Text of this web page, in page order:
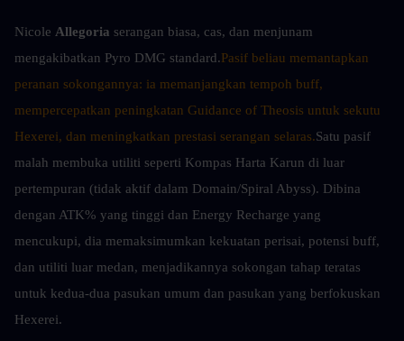
Nicole Allegoria serangan biasa, cas, dan menjunam
mengakibatkan Pyro DMG standard.Pasif beliau memantapkan
peranan sokongannya: ia memanjangkan tempoh buff,
mempercepatkan peningkatan Guidance of Theosis untuk sekutu
Hexerei, dan meningkatkan prestasi serangan selaras.Satu pasif
malah membuka utiliti seperti Kompas Harta Karun di luar
pertempuran (tidak aktif dalam Domain/Spiral Abyss). Dibina
dengan ATK% yang tinggi dan Energy Recharge yang
mencukupi, dia memaksimumkan kekuatan perisai, potensi buff,
dan utiliti luar medan, menjadikannya sokongan tahap teratas
untuk kedua-dua pasukan umum dan pasukan yang berfokuskan
Hexerei.